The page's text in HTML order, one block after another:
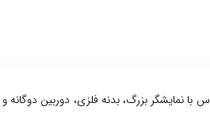
یکی از انتخاب های بسیار مناسب باشد. آیفون 7 پلاس با نمایشگر بزرگ، بدنه